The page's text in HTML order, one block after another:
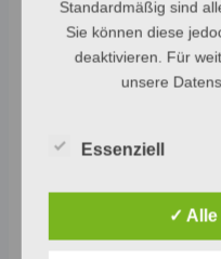
Verderben
wurde gefälscht.
haben wir – wie
auf der Welt –
unseligen
Drogengeschäft
Rolle.
Standardmäßig sind
Sie können diese
deaktivieren. Für
unsere
Essenziell
✓ Alle